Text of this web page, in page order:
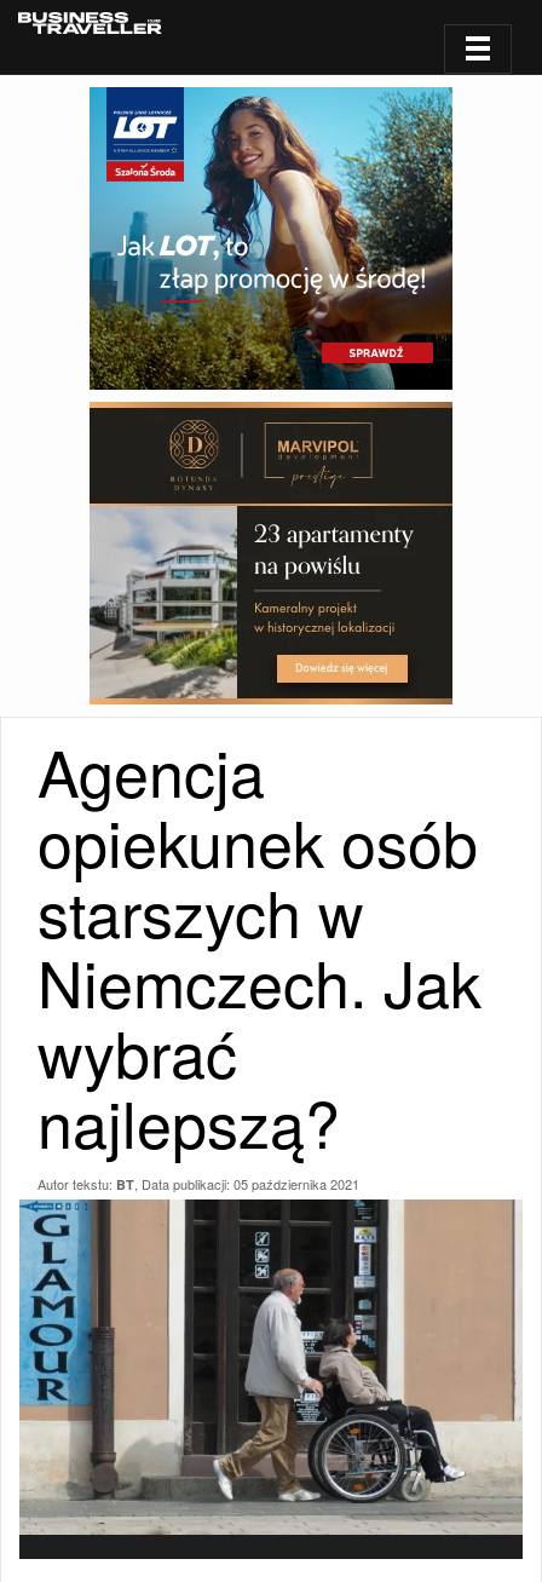
Agencja
opiekunek osób
starszych w
Niemczech. Jak
wybrać
najlepszą?
Autor tekstu: BT , Data publikacji: 05 października 2021